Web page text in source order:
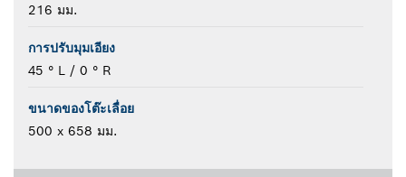
216 มม.
การปรับมุมเอียง
45 ° L / 0 ° R
ขนาดของโต๊ะเลื่อย
500 x 658 มม.